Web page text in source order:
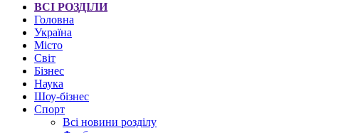
ВСІ РОЗДІЛИ
Головна
Україна
Місто
Світ
Бізнес
Наука
Шоу-бізнес
Спорт
Всі новини розділу